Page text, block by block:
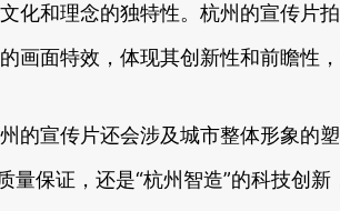
化和理念的独特性。杭州的宣传片
画面特效，体现其创新性和前瞻性
的宣传片还会涉及城市整体形象的
量保证，还是“杭州智造”的科技创